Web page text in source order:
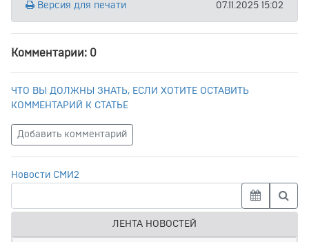
Версия для печати 07.11.2025 15:02
Комментарии: 0
ЧТО ВЫ ДОЛЖНЫ ЗНАТЬ, ЕСЛИ ХОТИТЕ ОСТАВИТЬ
КОММЕНТАРИЙ К СТАТЬЕ
Добавить комментарий
Новости СМИ2
ЛЕНТА НОВОСТЕЙ